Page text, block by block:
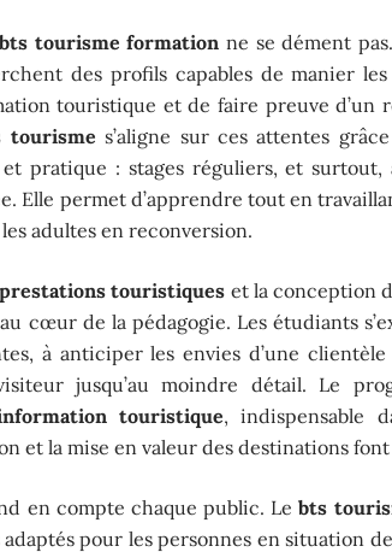
bts tourisme formation ne se dément
des profils capables de manier
touristique et de faire preuve d’un
tourisme s’aligne sur ces attentes
pratique : stages réguliers, et surtout,
Elle permet d’apprendre tout en
adultes en reconversion.
touristiques et la conception
cœur de la pédagogie. Les étudiants
à anticiper les envies d’une
jusqu’au moindre détail. Le
touristique, indispensable
et la mise en valeur des destinations
en compte chaque public. Lebts
pour les personnes en situation